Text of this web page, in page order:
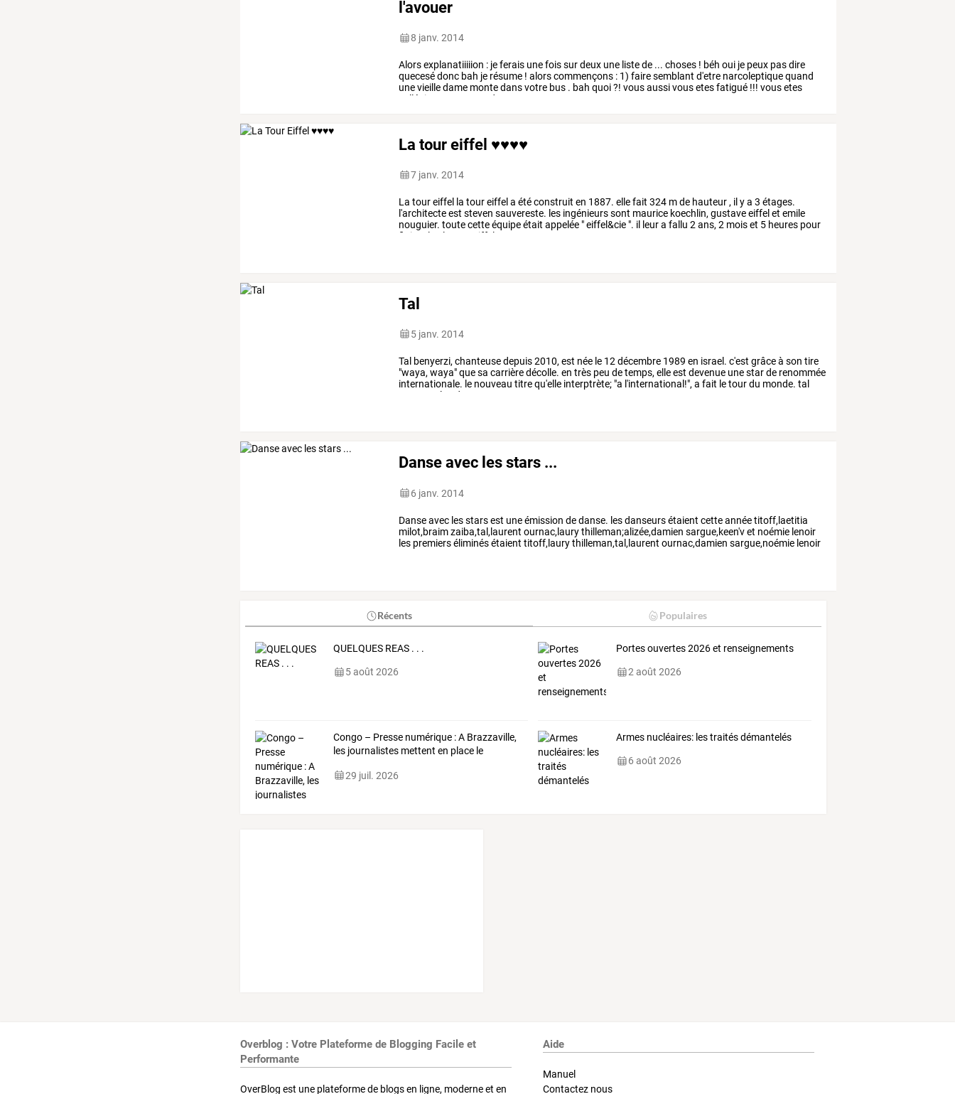
l'avouer
8 janv. 2014
Alorsexplanatiiiiion : jeferais unefoissurdeux une listede ... choses ! béh oui je peux pasdire
quecesédonc bah je résume ! alorscommençons : 1) fairesemblant d'etre narcoleptiquequand
unevieilledame montedansvotre bus . bah quoi?! vousaussivousetesfatigué !!! vousetes
collégien
du
La tour eiffel ♥♥♥♥
7 janv. 2014
La toureiffel la toureiffel a étéconstruit en 1887. ellefait 324 mde hauteur , il ya 3 étages.
l'architecteest steven sauvereste. les ingénieurssont maurice koechlin, gustaveeiffel et emile
nouguier. toutecetteéquipeétait appelée "eiffel&cie ". il leura fallu 2 ans, 2 moiset 5 heures pour
finir
cela la eiffel
Tal
5 janv. 2014
Tal benyerzi, chanteusedepuis2010, est née le 12 décembre 1989 en israel. c'est grâceà son tire
"waya, waya"quesa carrièredécolle. en très peu detemps, elleest devenue unestarde renommée
internationale. le nouveau titrequ'elle interptrète; "a l'international!", a fait letourdu monde. tal
plus de
Danse avec les stars ...
6 janv. 2014
Danseavec lesstarsest uneémission dedanse. lesdanseursétaient cetteannéetitoff,laetitia
milot,braimzaiba,tal,laurent ournac,laurythilleman;alizée,damien sargue,keen'vet noémie lenoir
les premierséliminésétaient titoff,laurythilleman,tal,laurent ournac,damien sargue,noémie lenoir
Récents Populaires
QUELQUES REAS . . .
5 août 2026
Portes ouvertes 2026 et renseignements
2 août 2026
Congo– Pressenumérique:ABrazzaville,
lesjournalistesmettent en placele
29 juil. 2026
Armes nucléaires: les traités démantelés
6 août 2026
Overblog : Votre Plateforme de Blogging Facile et
Performante
OverBlog est une plateforme de blogs en ligne, moderne et en
Aide
Manuel
Contactez nous